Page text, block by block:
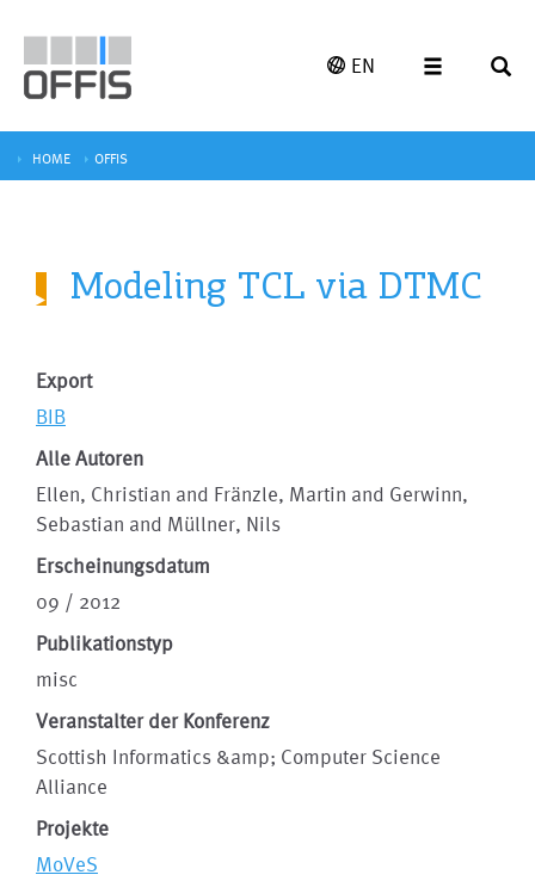
EN
HOME OFFIS
Modeling TCL via DTMC
Export
BIB
Alle Autoren
Ellen, Christian and Fränzle, Martin and Gerwinn,
Sebastian and Müllner, Nils
Erscheinungsdatum
09 / 2012
Publikationstyp
misc
Veranstalter der Konferenz
Scottish Informatics &amp; Computer Science
Alliance
Projekte
MoVeS